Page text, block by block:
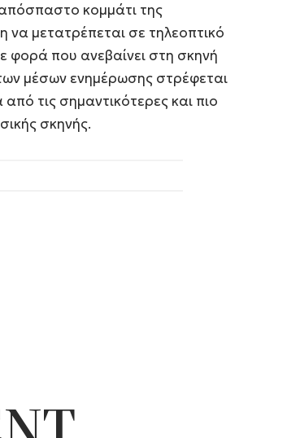
κομμάτι της
να μετατρέπεται σε τηλεοπτικό
φορά που ανεβαίνει στη σκηνή
μέσων ενημέρωσης στρέφεται
τις σημαντικότερες και πιο
σκηνής.